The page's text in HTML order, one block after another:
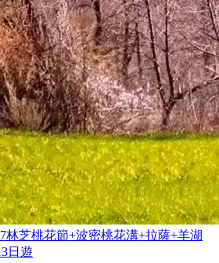
林芝桃花節+波密桃花溝+拉薩+羊湖
日遊